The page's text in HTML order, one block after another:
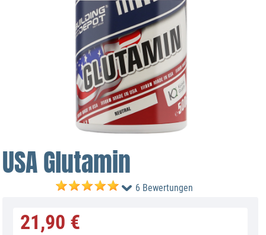
USA Glutamin
6 Bewertungen
21,90 €